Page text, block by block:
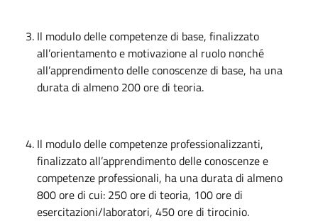
Il modulo delle competenze di base, finalizzato
all’orientamento e motivazione al ruolo nonché
all’apprendimento delle conoscenze di base, ha una
durata di almeno 200 ore di teoria.
Il modulo delle competenze professionalizzanti,
finalizzato all’apprendimento delle conoscenze e
competenze professionali, ha una durata di almeno
800 ore di cui: 250 ore di teoria, 100 ore di
esercitazioni/laboratori, 450 ore di tirocinio.